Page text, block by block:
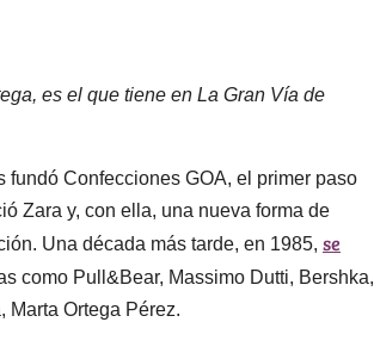
es el que tiene en La Gran Vía de
Confecciones GOA, el primer paso
Zara y, con ella, una nueva forma de
Una década más tarde, en 1985, se
como Pull&Bear, Massimo Dutti, Bershka,
Marta Ortega Pérez.